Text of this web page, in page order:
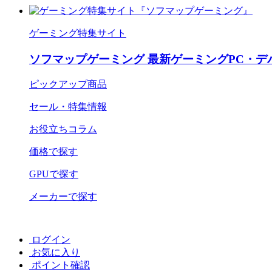
ゲーミング特集サイト
ソフマップゲーミング 最新ゲーミングPC・デ
ピックアップ商品
セール・特集情報
お役立ちコラム
価格で探す
GPUで探す
メーカーで探す
ログイン
お気に入り
ポイント確認